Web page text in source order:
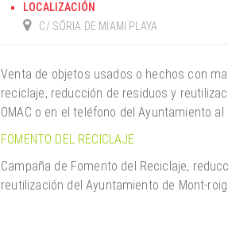
LOCALIZACIÓN
C/ SÓRIA DE MIAMI PLAYA
Venta de objetos usados o hechos con
reciclaje, reducción de residuos y
OMAC o en el teléfono del Ayuntamiento al
FOMENTO DEL RECICLAJE
Campaña de Fomento del Reciclaje,
reutilización del Ayuntamiento de Mont-